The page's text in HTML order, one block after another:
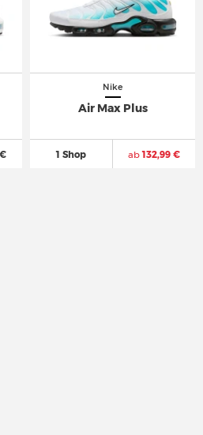
Nike
Air Max Plus
1 Shop ab132,99 €